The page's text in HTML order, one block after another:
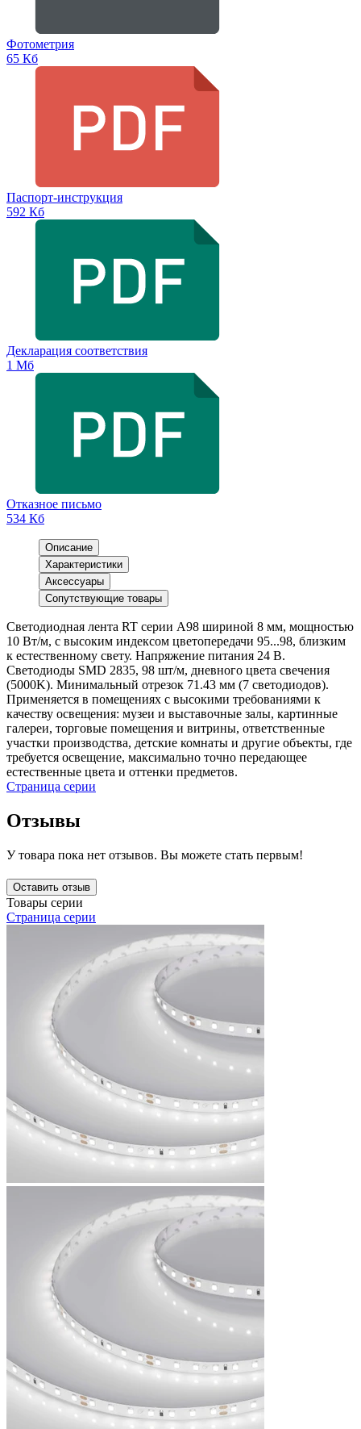
Фотометрия
65 Кб
Паспорт-инструкция
592 Кб
Декларация соответствия
1 Мб
Отказное письмо
534 Кб
Описание
Характеристики
Аксессуары
Сопутствующие товары
Светодиодная лента RT серии A98 шириной 8 мм, мощностью
10 Вт/м, с высоким индексом цветопередачи 95...98, близким
к естественному свету. Напряжение питания 24 В.
Светодиоды SMD 2835, 98 шт/м, дневного цвета свечения
(5000K). Минимальный отрезок 71.43 мм (7 светодиодов).
Применяется в помещениях с высокими требованиями к
качеству освещения: музеи и выставочные залы, картинные
галереи, торговые помещения и витрины, ответственные
участки производства, детские комнаты и другие объекты, где
требуется освещение, максимально точно передающее
естественные цвета и оттенки предметов.
Страница серии
Отзывы
У товара пока нет отзывов. Вы можете стать первым!
Оставить отзыв
Товары серии
Страница серии